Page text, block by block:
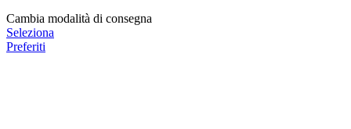
Cambia modalità di consegna
Seleziona
Preferiti